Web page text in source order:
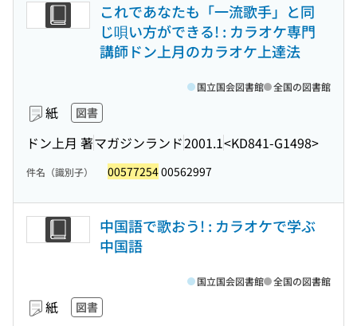
これであなたも「一流歌手」と同
じ唄い方ができる! : カラオケ専門
講師ドン上月のカラオケ上達法
紙 図書
ドン上月 著マガジンランド2001.1<KD841-G1498>
国立国会図書館 全国の図書館
件名（識別子） 0057725400562997
中国語で歌おう! : カラオケで学ぶ
中国語
紙 図書
国立国会図書館 全国の図書館